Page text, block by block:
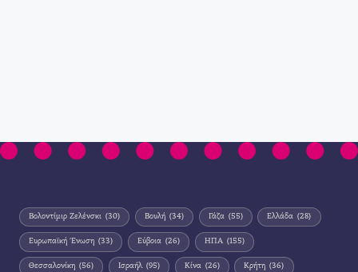
Βολοντίμιρ Ζελένσκι (30) Βουλή (34) Γάζα (55) Ελλάδα (28)
Ευρωπαϊκή Ένωση (33) Εύβοια (26) ΗΠΑ (155)
Θεσσαλονίκη (56) Ισραήλ (95) Κίνα (26) Κρήτη (36)